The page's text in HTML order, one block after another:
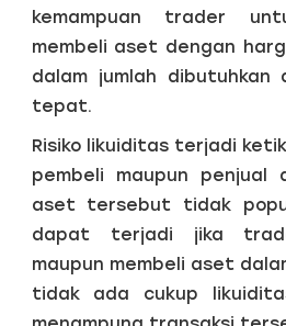
kemampuan trader
membeli aset dengan
dalam jumlah dibutuhkan
tepat.
Risiko likuiditas terjadi
pembeli maupun
aset tersebut tidak
dapat terjadi jika
maupun membeli aset
tidak ada cukup